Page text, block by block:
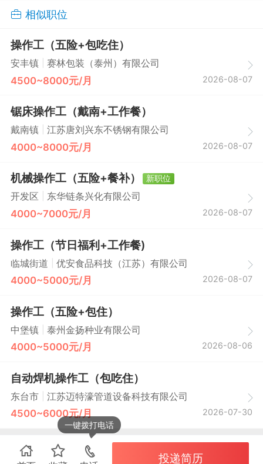
相似职位
操作工（五险+包吃住）
安丰镇 赛林包装（泰州）有限公司
4500~8000元/月 2026-08-07
锯床操作工（戴南+工作餐）
戴南镇 江苏唐刘兴东不锈钢有限公司
4000~8000元/月 2026-08-07
机械操作工（五险+餐补）
新职位
开发区
东华链条兴化有限公司
4000~7000元/月 2026-08-07
操作工（节日福利+工作餐)
临城街道 优安食品科技（江苏）有限公司
4000~5000元/月 2026-08-07
操作工（五险+包住）
中堡镇 泰州金扬种业有限公司
4000~5000元/月 2026-08-06
自动焊机操作工（包吃住）
东台市 江苏迈特濠管道设备科技有限公司
4500~6000元/月 2026-07-30
一键拨打电话
投递简历